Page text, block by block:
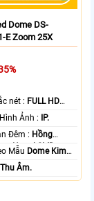
Dome DS-
E Zoom 25X
nét : FULL HD
⚛️ Công Nghệ Hình Ảnh :
IP.
🔴 Giám sát Ban Đêm : Hồng
Ngoại SMD.
Mẫu Dome Kim
:Thu Âm.